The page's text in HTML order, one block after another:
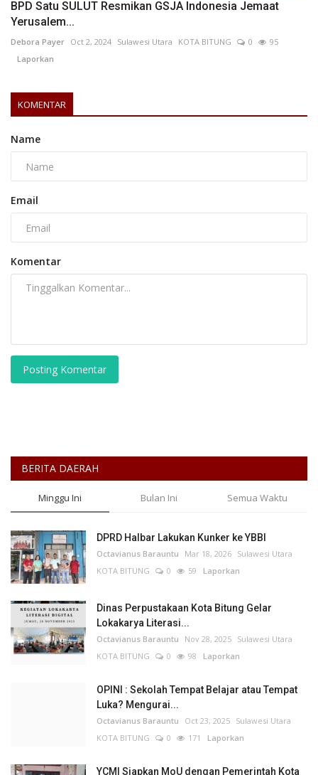
BPD Satu SULUT Resmikan GSJA Indonesia Jemaat
Yerusalem...
Debora Payer Oct 2, 2024 Sulawesi Utara KOTA BITUNG 0
95
Laporkan
KOMENTAR
Name
Email
Komentar
Posting Komentar
BERITA DAERAH
Minggu Ini Bulan Ini Semua Waktu
DPRD Halbar Lakukan Kunker ke YBBI
Octavianus Barauntu Mar 18, 2026 Sulawesi Utara
KOTA BITUNG
0 59 Laporkan
Dinas Perpustakaan Kota Bitung Gelar
Lokakarya Literasi...
Octavianus Barauntu Nov 28, 2025 Sulawesi Utara
KOTA BITUNG
0 98 Laporkan
OPINI : Sekolah Tempat Belajar atau Tempat
Luka? Mengurai...
Octavianus Barauntu Oct 23, 2025 Sulawesi Utara
KOTA BITUNG
0 171 Laporkan
YCMI Siapkan MoU dengan Pemerintah Kota